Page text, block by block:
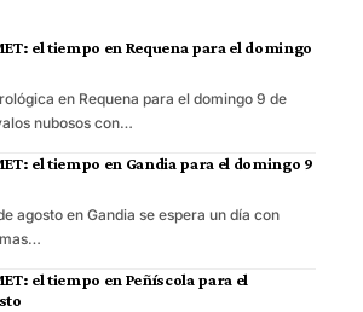
el tiempo en Requena para el domingo
en Requena para el domingo 9 de
nubosos con…
el tiempo en Gandia para el domingo 9
agosto en Gandia se espera un día con
el tiempo en Peñíscola para el